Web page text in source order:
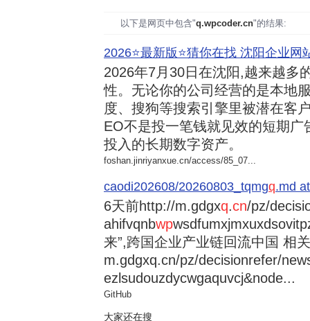
以下是网页中包含"q.wpcoder.cn"的结果:
2026⭐️最新版⭐️猜你在找 沈阳企业网
2026年7月30日在沈阳,越来越多
性。无论你的公司经营的是本地
度、搜狗等搜索引擎里被潜在客
EO不是投一笔钱就见效的短期
投入的长期数字资产。
foshan.jinriyanxue.cn/access/85_07...
caodi202608/20260803_tqmgq.md
6天前http://m.gdgxq.cn/pz/
ahifvqnbwp
来”,跨国企业产业链回流中国 相
m.gdgxq.cn/pz/decisionrefer/
ezlsudouzdycwgaquvcj&node...
GitHub
大家还在搜